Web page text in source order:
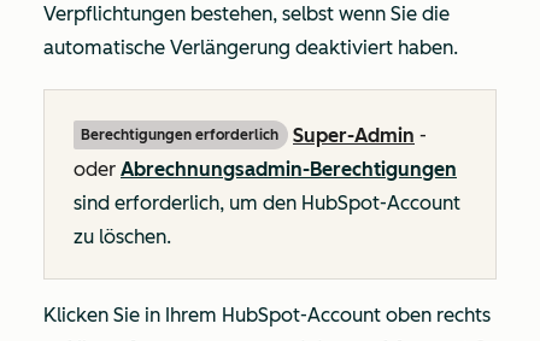
Verpflichtungen bestehen, selbst wenn Sie die
automatische Verlängerung deaktiviert haben.
Berechtigungen erforderlich Super-Admin -
oder Abrechnungsadmin-Berechtigungen
sind erforderlich, um den HubSpot-Account
zu löschen.
Klicken Sie in Ihrem HubSpot-Account oben rechts